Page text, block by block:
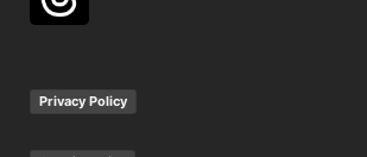
Privacy Policy